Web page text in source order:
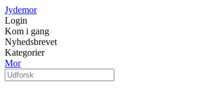
Jydemor
Login
Kom i gang
Nyhedsbrevet
Kategorier
Mor